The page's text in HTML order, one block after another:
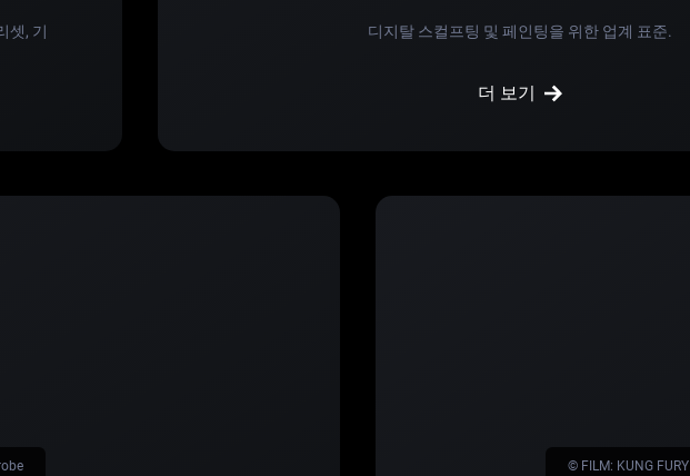
셋, 기 디지탈 스컬프팅 및 페인팅을 위한 업계 표준.
더 보기
© FILM: KUNG FURY